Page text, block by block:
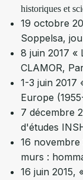
historiques et
19 octobre
Soppelsa,
8 juin 2017 «
CLAMOR,
1-3 juin 2017
Europe
7 décembre
d'études
16
murs :
16 juin 2015,